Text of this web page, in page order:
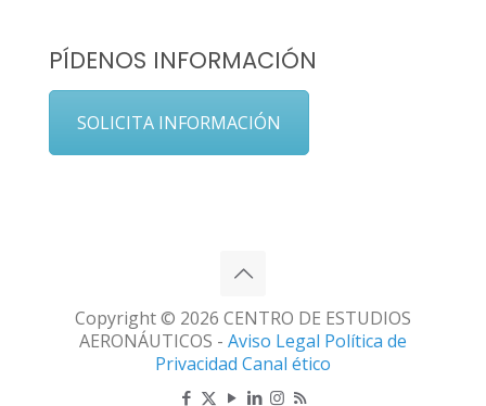
PÍDENOS INFORMACIÓN
SOLICITA INFORMACIÓN
Copyright © 2026 CENTRO DE ESTUDIOS
AERONÁUTICOS - Aviso Legal Política de
Privacidad Canal ético